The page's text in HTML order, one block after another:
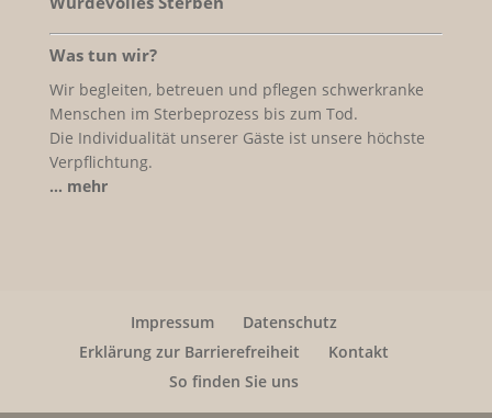
Was tun wir?
Wir begleiten, betreuen und pflegen schwerkranke
Menschen im Sterbeprozess bis zum Tod.
Die Individualität unserer Gäste ist unsere höchste
Verpflichtung.
… mehr
Impressum
Datenschutz
Erklärung zur Barrierefreiheit
Kontakt
So finden Sie uns